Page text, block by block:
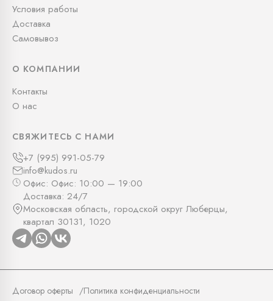
Условия работы
Доставка
Самовывоз
О КОМПАНИИ
Контакты
О нас
СВЯЖИТЕСЬ С НАМИ
+7 (995) 991-05-79
info@kudos.ru
Офис: Офис: 10:00 — 19:00
Доставка: 24/7
Московская область, городской округ Люберцы,
квартал 30131, 1020
Договор оферты Политика конфиденциальности